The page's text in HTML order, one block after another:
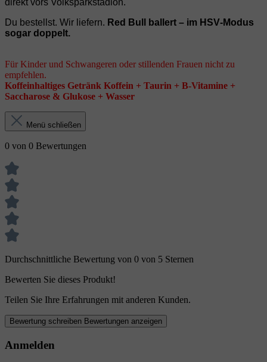
direkt vors Volksparkstadion.
Du bestellst. Wir liefern. Red Bull ballert – im HSV‑Modus
sogar doppelt.
Für Kinder und Schwangeren oder stillenden Frauen nicht zu
empfehlen.
Koffeinhaltiges Getränk Koffein + Taurin + B-Vitamine +
Saccharose & Glukose + Wasser
Menü schließen
0 von 0 Bewertungen
Durchschnittliche Bewertung von 0 von 5 Sternen
Bewerten Sie dieses Produkt!
Teilen Sie Ihre Erfahrungen mit anderen Kunden.
Bewertung schreiben Bewertungen anzeigen
Anmelden